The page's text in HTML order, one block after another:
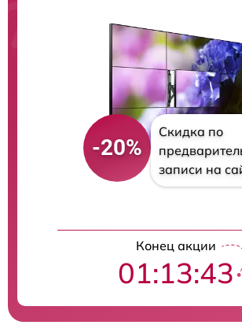
-20%
Скидка по
записи на
Конец акции
01:13:42